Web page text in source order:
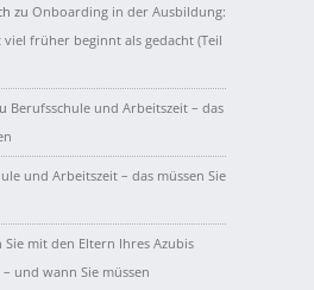
zu Onboarding in der Ausbildung:
früher beginnt als gedacht (Teil
Berufsschule und Arbeitszeit – das
und Arbeitszeit – das müssen Sie
Sie mit den Eltern Ihres Azubis
und wann Sie müssen